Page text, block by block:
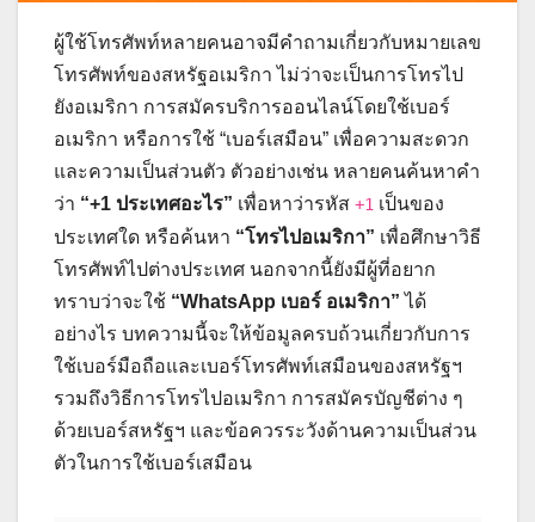
ผู้ใช้โทรศัพท์หลายคนอาจมีคำถามเกี่ยวกับหมายเลข
โทรศัพท์ของสหรัฐอเมริกา ไม่ว่าจะเป็นการโทรไป
ยังอเมริกา การสมัครบริการออนไลน์โดยใช้เบอร์
อเมริกา หรือการใช้ “เบอร์เสมือน” เพื่อความสะดวก
และความเป็นส่วนตัว ตัวอย่างเช่น หลายคนค้นหาคำ
ว่า “+1 ประเทศอะไร” เพื่อหาว่ารหัส +1 เป็นของ
ประเทศใด หรือค้นหา “โทรไปอเมริกา” เพื่อศึกษาวิธี
โทรศัพท์ไปต่างประเทศ นอกจากนี้ยังมีผู้ที่อยาก
ทราบว่าจะใช้ “WhatsApp เบอร์ อเมริกา” ได้
อย่างไร บทความนี้จะให้ข้อมูลครบถ้วนเกี่ยวกับการ
ใช้เบอร์มือถือและเบอร์โทรศัพท์เสมือนของสหรัฐฯ
รวมถึงวิธีการโทรไปอเมริกา การสมัครบัญชีต่าง ๆ
ด้วยเบอร์สหรัฐฯ และข้อควรระวังด้านความเป็นส่วน
ตัวในการใช้เบอร์เสมือน